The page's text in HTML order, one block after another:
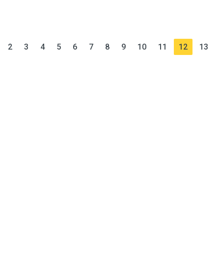
2(current)
3(current)
4(current)
5(current)
6(current)
7(current)
8(current)
9(current)
10(current)
11 (current)
12(current)
13